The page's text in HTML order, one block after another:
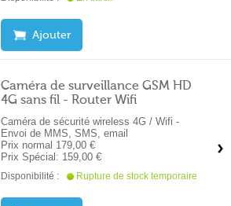
Ajouter
Caméra de surveillance GSM HD
4G sans fil - Router Wifi
Caméra de sécurité wireless 4G / Wifi -
Envoi de MMS, SMS, email
Prix normal 179,00 €
Prix Spécial: 159,00 €
Disponibilité : Rupture de stock temporaire